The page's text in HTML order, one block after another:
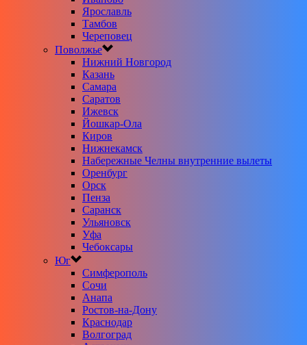
Ярославль
Тамбов
Череповец
Поволжье
Нижний Новгород
Казань
Самара
Саратов
Ижевск
Йошкар-Ола
Киров
Нижнекамск
Набережные Челны внутренние вылеты
Оренбург
Орск
Пенза
Саранск
Ульяновск
Уфа
Чебоксары
Юг
Симферополь
Сочи
Анапа
Ростов-на-Дону
Краснодар
Волгоград